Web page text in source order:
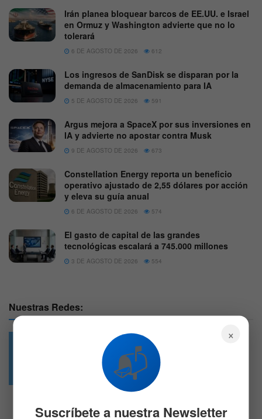
Irán planea bloquear barcos de EE.UU. e Israel
en Ormuz y Washington advierte que no lo
tolerará
6 DE AGOSTO DE 2026 612
Los ingresos de SanDisk se disparan por la
demanda de almacenamiento para IA
5 DE AGOSTO DE 2026 591
Argus mejora a SpaceX por sus inversiones en
IA y advierte no apostar contra Musk
9 DE AGOSTO DE 2026 673
Constellation Energy reporta un beneficio
operativo ajustado de 2,55 dólares por acción
y eleva su guía anual
6 DE AGOSTO DE 2026 574
El gasto de capital de las grandes
tecnológicas escalará a 745.000 millones
3 DE AGOSTO DE 2026 554
Nuestras Redes:
4.7k
Followers
×
📬
Suscríbete a nuestra Newsletter